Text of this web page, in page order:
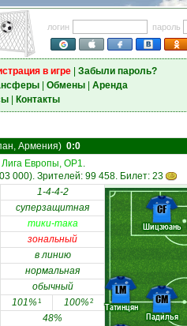
логин
пароль
в игре| Забыли пароль?
| Обмены| Аренда
| Контакты
Армения) 0:0
Лига Европы, ОР1.
000). Зрителей: 99 458. Билет: 23
1-4-4-2
Татинцян
Падилья
Шицзюань
LM
CM
CF
суперзащитная
тики-така
зональный
в линию
нормальная
обычный
101%1 100%2
48%